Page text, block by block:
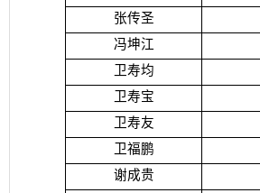
张传圣
冯坤江
卫寿均
卫寿宝
卫寿友
卫福鹏
谢成贵